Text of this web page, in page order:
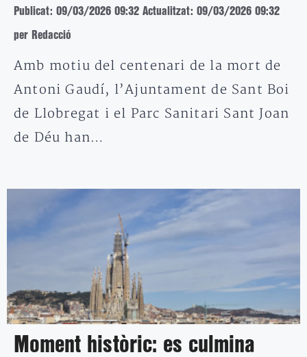
Publicat: 09/03/2026 09:32 Actualitzat: 09/03/2026 09:32
per Redacció
Amb motiu del centenari de la mort de
Antoni Gaudí, l’Ajuntament de Sant Boi
de Llobregat i el Parc Sanitari Sant Joan
de Déu han…
Moment històric: es culmina